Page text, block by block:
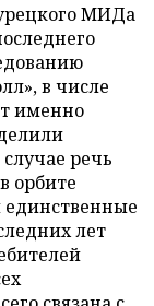
МИДа
в числе
именно
речь
орбите
лет